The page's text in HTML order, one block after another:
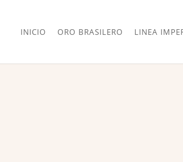
INICIO ORO BRASILERO LINEA